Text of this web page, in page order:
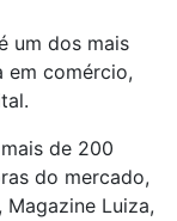
um dos mais
em comércio,
de 200
do mercado,
Magazine Luiza,